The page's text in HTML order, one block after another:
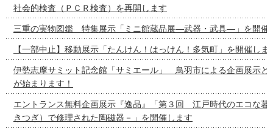
社会的検査（ＰＣＲ検査）を再開します
三重の実物図鑑 特集展示「ミニ館蔵品展―武器・武具―」を開催
【一部中止】移動展示「たんけん！はっけん！多気町」を開催しま
伊勢志摩サミット記念館「サミエール」 鳥羽市による企画展示と
が始まります！
エントランス無料企画展示『逸品』「第３回 江戸時代のエコな暮
きつぎ）で修理された陶磁器－」を開催します